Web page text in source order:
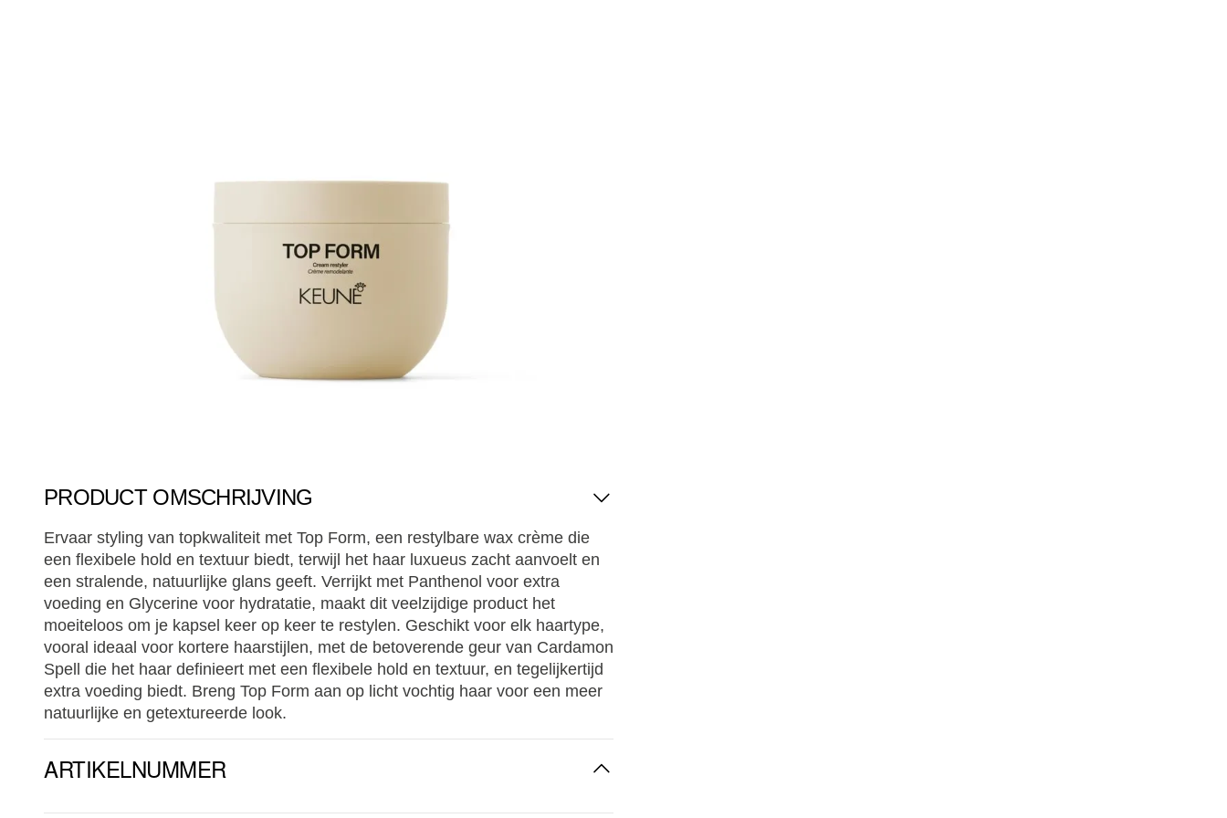
PRODUCT OMSCHRIJVING
Ervaar styling van topkwaliteit met Top Form, een restylbare wax crème die
een flexibele hold en textuur biedt, terwijl het haar luxueus zacht aanvoelt en
een stralende, natuurlijke glans geeft. Verrijkt met Panthenol voor extra
voeding en Glycerine voor hydratatie, maakt dit veelzijdige product het
moeiteloos om je kapsel keer op keer te restylen. Geschikt voor elk haartype,
vooral ideaal voor kortere haarstijlen, met de betoverende geur van Cardamon
Spell die het haar definieert met een flexibele hold en textuur, en tegelijkertijd
extra voeding biedt. Breng Top Form aan op licht vochtig haar voor een meer
natuurlijke en getextureerde look.
ARTIKELNUMMER